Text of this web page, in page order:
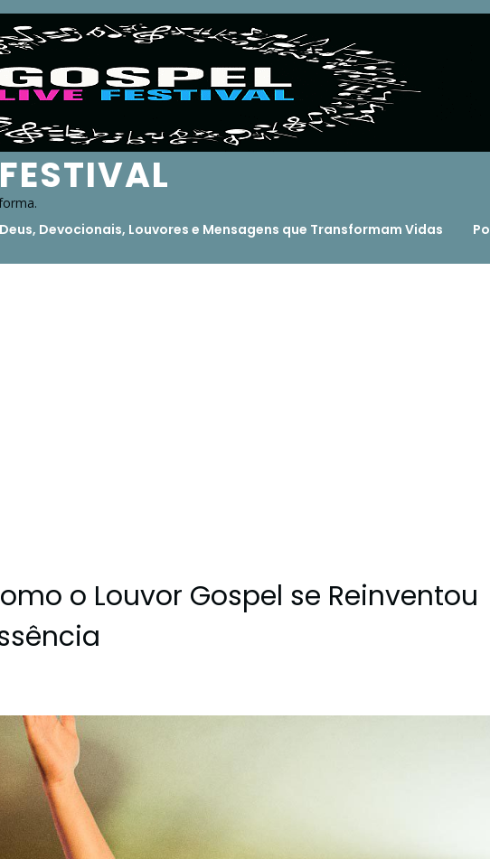
Devocionais, Louvores e Mensagens que Transformam Vidas
o Louvor Gospel se Reinventou